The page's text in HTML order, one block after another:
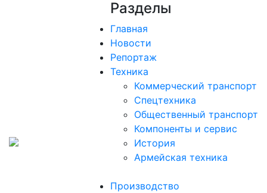
Разделы
Главная
Новости
Репортаж
Техника
Коммерческий транспорт
Спецтехника
Общественный транспорт
Компоненты и сервис
История
Армейская техника
Производство